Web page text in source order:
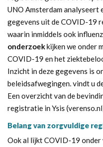
UNO Amsterdam
gegevens uit de COVID-19
waarin inmiddels ook
onderzoekkijken we onder
COVID-19 en het
Inzicht in deze gegevens is
beleidsafwegingen. vindt u
Een overzicht van de
registratie in Ysis
Belang van zorgvuldige
Ook al lijkt COVID-19